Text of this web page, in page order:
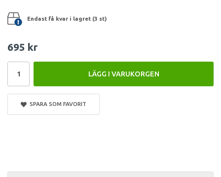
Endast få kvar i lagret (3 st)
695 kr
LÄGG I VARUKORGEN
SPARA SOM FAVORIT